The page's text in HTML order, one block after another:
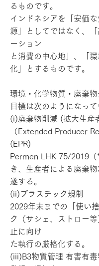
るものです。
インドネシアを「安価
源」としてではなく、
ーション
と消費の中心地」、「
化」とするものです。
環境・化学物質・廃棄物
目標は次のようになって
(i)廃棄物削減 (拡大生産
（Extended Producer
(EPR)
Permen LHK 75/2019（
き、生産者による廃棄
遂する。
(ii)プラスチック規制
2029年末までの「使い
ク（サシェ、ストロー
止に向け
た執行の厳格化する。
(iii)B3物質管理 有害有毒